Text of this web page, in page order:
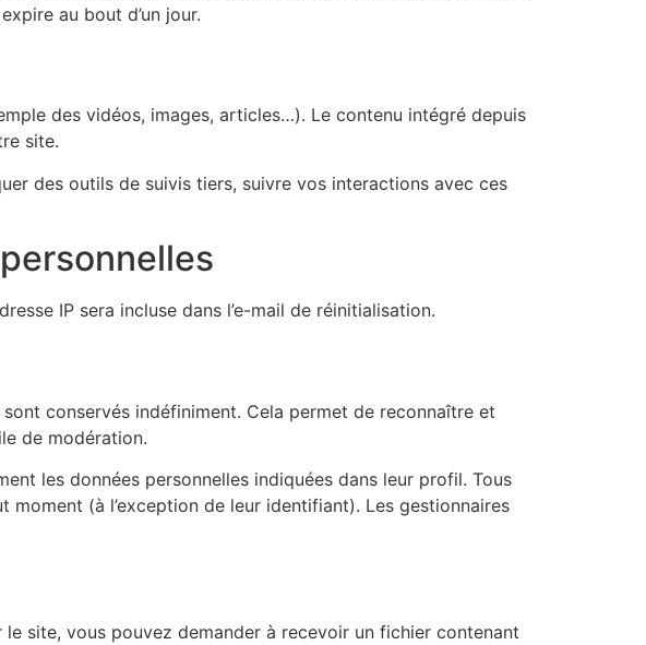
au bout d’un jour.
des vidéos, images, articles…). Le contenu intégré depuis
site.
des outils de suivis tiers, suivre vos interactions avec ces
IP sera incluse dans l’e-mail de réinitialisation.
conservés indéfiniment. Cela permet de reconnaître et
de modération.
les données personnelles indiquées dans leur profil. Tous
(à l’exception de leur identifiant). Les gestionnaires
site, vous pouvez demander à recevoir un fichier contenant